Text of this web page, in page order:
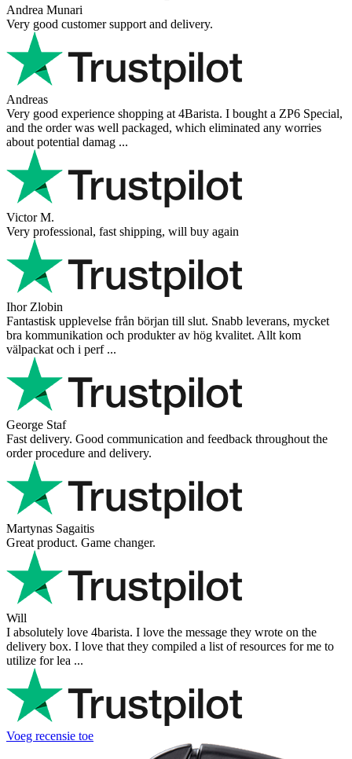
Andrea Munari
Very good customer support and delivery.
Andreas
Very good experience shopping at 4Barista. I bought a ZP6 Special,
and the order was well packaged, which eliminated any worries
about potential damag ...
Victor M.
Very professional, fast shipping, will buy again
Ihor Zlobin
Fantastisk upplevelse från början till slut. Snabb leverans, mycket
bra kommunikation och produkter av hög kvalitet. Allt kom
välpackat och i perf ...
George Staf
Fast delivery. Good communication and feedback throughout the
order procedure and delivery.
Martynas Sagaitis
Great product. Game changer.
Will
I absolutely love 4barista. I love the message they wrote on the
delivery box. I love that they compiled a list of resources for me to
utilize for lea ...
Voeg recensie toe